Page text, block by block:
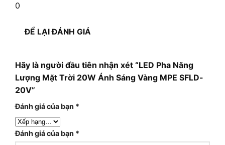
0
ĐỂ LẠI ĐÁNH GIÁ
Hãy là người đầu tiên nhận xét “LED Pha Năng
Lượng Mặt Trời 20W Ánh Sáng Vàng MPE SFLD-
20V”
Đánh giá của bạn *
Đánh giá của bạn *